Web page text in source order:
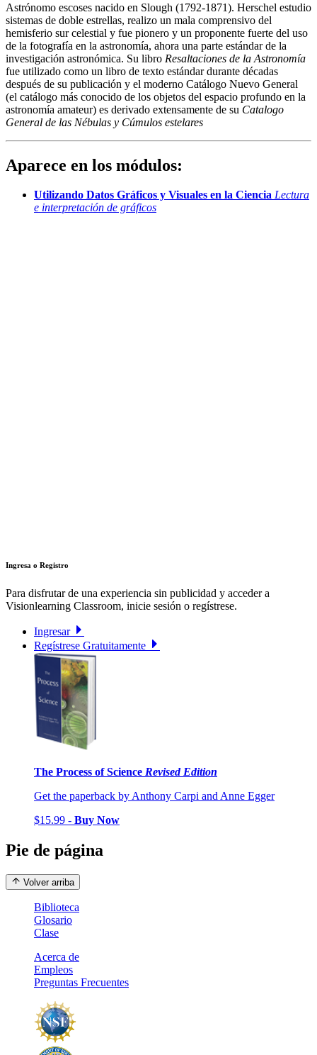
Astrónomo escoses nacido en Slough (1792-1871). Herschel estudio
sistemas de doble estrellas, realizo un mala comprensivo del
hemisferio sur celestial y fue pionero y un proponente fuerte del uso
de la fotografía en la astronomía, ahora una parte estándar de la
investigación astronómica. Su libro Resaltaciones de la Astronomía
fue utilizado como un libro de texto estándar durante décadas
después de su publicación y el moderno Catálogo Nuevo General
(el catálogo más conocido de los objetos del espacio profundo en la
astronomía amateur) es derivado extensamente de su Catalogo
General de las Nébulas y Cúmulos estelares
Aparece en los módulos:
Utilizando Datos Gráficos y Visuales en la Ciencia Lectura
e interpretación de gráficos
Ingresa o Registro
Para disfrutar de una experiencia sin publicidad y acceder a
Visionlearning Classroom, inicie sesión o regístrese.
Ingresar
Regístrese Gratuitamente
The Process of Science Revised Edition
Get the paperback by Anthony Carpi and Anne Egger
$15.99 - Buy Now
Pie de página
Volver arriba
Biblioteca
Glosario
Clase
Acerca de
Empleos
Preguntas Frecuentes